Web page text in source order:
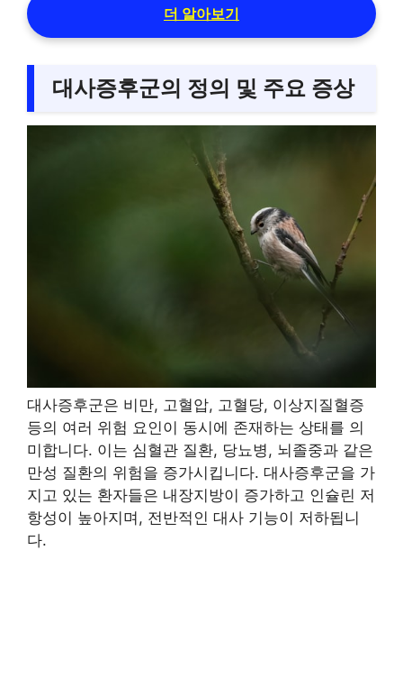
더 알아보기
대사증후군의 정의 및 주요 증상
대사증후군은 비만, 고혈압, 고혈당, 이상지질혈증
등의 여러 위험 요인이 동시에 존재하는 상태를 의
미합니다. 이는 심혈관 질환, 당뇨병, 뇌졸중과 같은
만성 질환의 위험을 증가시킵니다. 대사증후군을 가
지고 있는 환자들은 내장지방이 증가하고 인슐린 저
항성이 높아지며, 전반적인 대사 기능이 저하됩니
다.